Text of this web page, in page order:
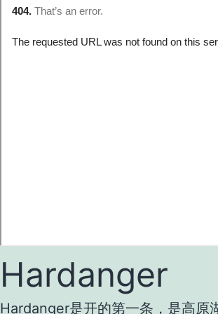
Hardanger
Hardanger是开的第一条，是高原